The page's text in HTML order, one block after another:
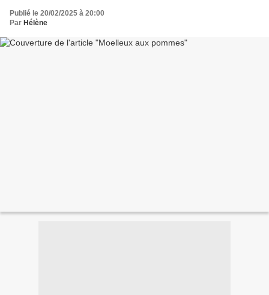
Publié le 20/02/2025 à 20:00
Par Hélène